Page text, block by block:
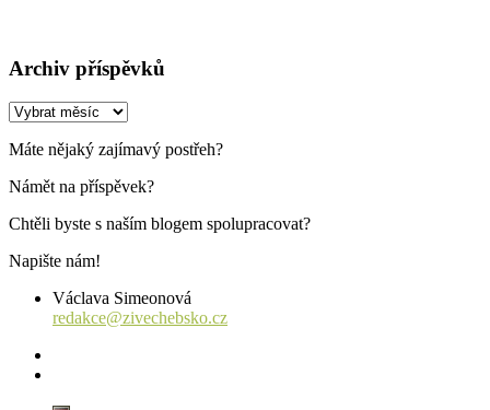
Archiv příspěvků
Archiv
Máte nějaký zajímavý postřeh?
Námět na příspěvek?
Chtěli byste s naším blogem spolupracovat?
Napište nám!
Václava Simeonová
redakce@zivechebsko.cz